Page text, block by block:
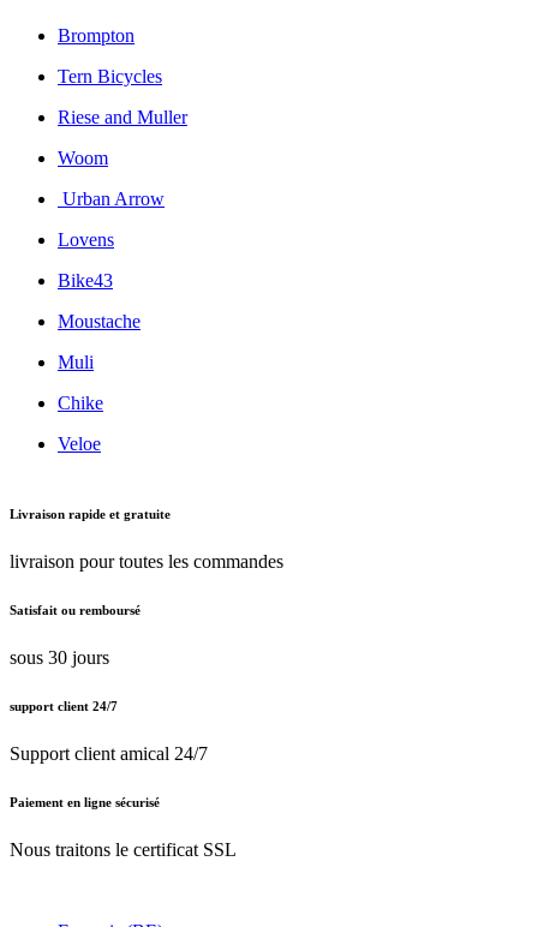
Brompton
Tern Bicycles
Riese and Muller
Woom
Urban Arrow
Lovens
Bike43
Moustache
Muli
Chike
Veloe
Livraison rapide et gratuite
livraison pour toutes les commandes
Satisfait ou remboursé
sous 30 jours
support client 24/7
Support client amical 24/7
Paiement en ligne sécurisé
Nous traitons le certificat SSL